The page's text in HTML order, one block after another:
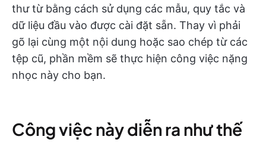
thư từ bằng cách sử dụng các mẫu, quy tắc và
dữ liệu đầu vào được cài đặt sẵn. Thay vì phải
gõ lại cùng một nội dung hoặc sao chép từ các
tệp cũ, phần mềm sẽ thực hiện công việc nặng
nhọc này cho bạn.
Công việc này diễn ra như thế